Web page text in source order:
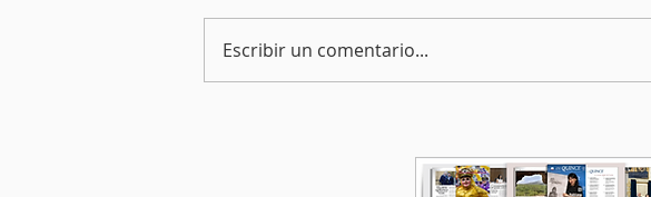
Escribir un comentario...